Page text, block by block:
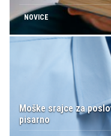
NOVICE
Moške srajce za
pisarno